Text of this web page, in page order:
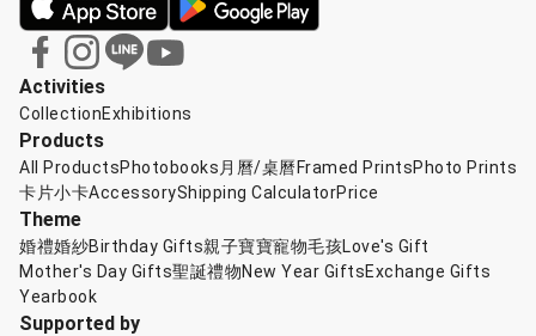
Activities
CollectionExhibitions
Products
All ProductsPhotobooks 月曆/桌曆 Framed PrintsPhoto Prints
卡片小卡AccessoryShipping CalculatorPrice
Theme
婚禮婚紗Birthday Gifts親子寶寶寵物毛孩Love's Gift
Mother's Day Gifts聖誕禮物New Year GiftsExchange Gifts
Yearbook
Supported by